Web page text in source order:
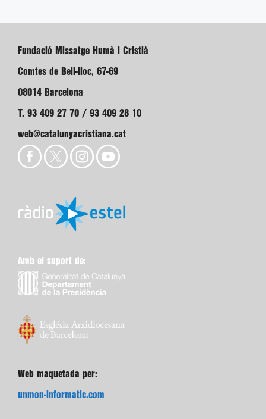
Fundació Missatge Humà i Cristià
Comtes de Bell-lloc, 67-69
08014 Barcelona
T. 93 409 27 70 / 93 409 28 10
web@catalunyacristiana.cat
Amb el suport de:
Web maquetada per:
unmon-informatic.com